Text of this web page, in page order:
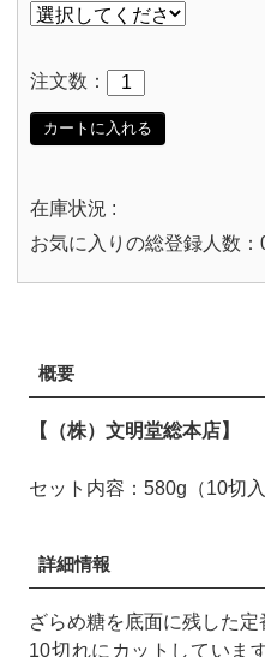
注文数：
カートに入れる
在庫状況 :
お気に入りの総登録人数：
概要
【（株）文明堂総本店】
セット内容：580g（10切入
詳細情報
ざらめ糖を底面に残した定
10切れにカットしていま